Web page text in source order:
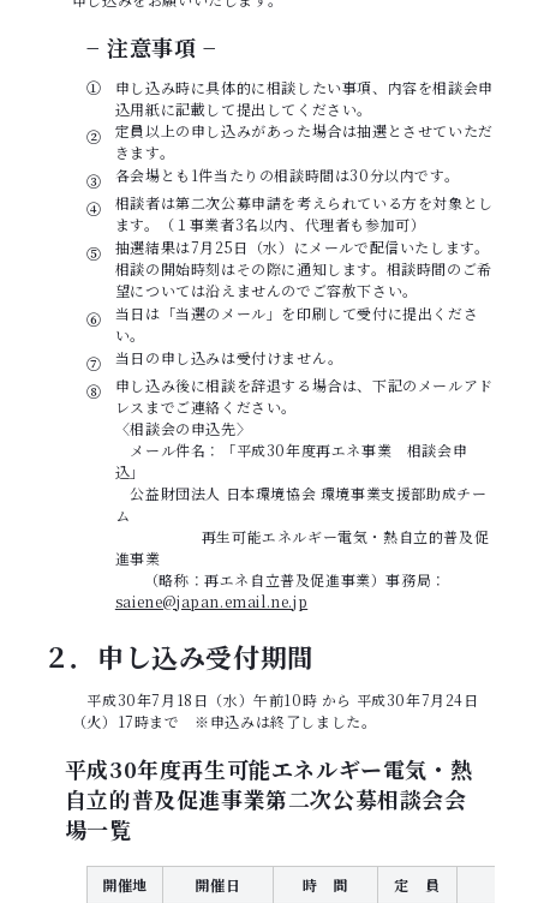
− 注意事項 −
①
申し込み時に具体的に相談したい事項、内容を相談会申
込用紙に記載して提出してください。
②
定員以上の申し込みがあった場合は抽選とさせていただ
きます。
③
各会場とも1件当たりの相談時間は30分以内です。
④
相談者は第二次公募申請を考えられている方を対象とし
ます。（１事業者3名以内、代理者も参加可）
⑤
抽選結果は7月25日（水）にメールで配信いたします。
相談の開始時刻はその際に通知します。相談時間のご希
望については沿えませんのでご容赦下さい。
⑥
当日は「当選のメール」を印刷して受付に提出くださ
い。
⑦
当日の申し込みは受付けません。
⑧
申し込み後に相談を辞退する場合は、下記のメールアド
レスまでご連絡ください。
〈相談会の申込先〉
メール件名：「平成30年度再エネ事業 相談会申
込」
公益財団法人 日本環境協会 環境事業支援部助成チー
ム
再生可能エネルギー電気・熱自立的普及促
進事業
（略称：再エネ自立普及促進事業）事務局：
saiene@japan.email.ne.jp
２．申し込み受付期間
平成30年7月18日（水）午前10時 から 平成30年7月24日
（火）17時まで ※申込みは終了しました。
平成30年度再生可能エネルギー電気・熱
自立的普及促進事業第二次公募相談会会
場一覧
開催地 開催日 時 間 定 員